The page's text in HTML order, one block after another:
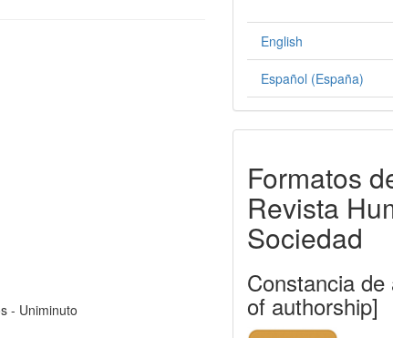
- Uniminuto
English
Español (España)
rhs
Formatos
Revista
Sociedad
Constancia
of authorship]